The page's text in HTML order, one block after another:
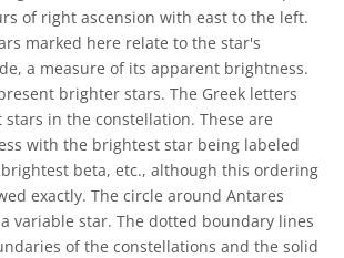
of right ascension with east to the left.
marked here relate to the star's
a measure of its apparent brightness.
brighter stars. The Greek letters
in the constellation. These are
with the brightest star being labeled
beta, etc., although this ordering
exactly. The circle around Antares
variable star. The dotted boundary lines
of the constellations and the solid